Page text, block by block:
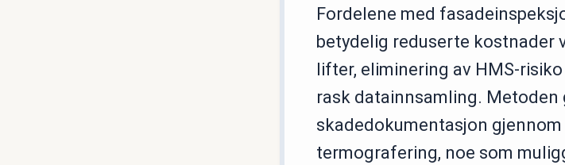
Fordelene med
betydelig reduserte kostnader
lifter, eliminering av HMS-
rask datainnsamling.
skadedokumentasjon
termografering, noe som